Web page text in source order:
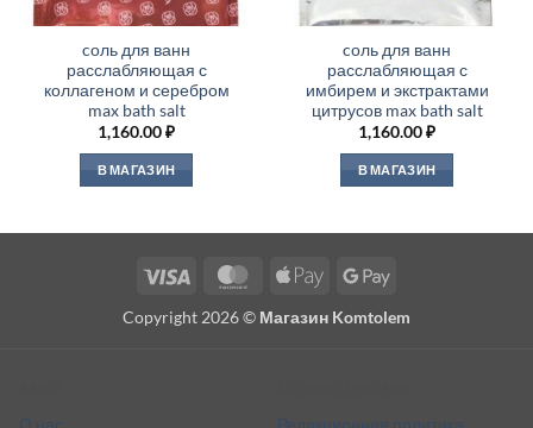
cоль для ванн
расслабляющая с
коллагеном и серебром
max bath salt
1,160.00₽
В МАГАЗИН
cоль для ванн
расслабляющая с
имбирем и экстрактами
цитрусов max bath salt
1,160.00₽
В МАГАЗИН
Visa MasterCardApple
Google
Copyright 2026 © Магазин Komtolem